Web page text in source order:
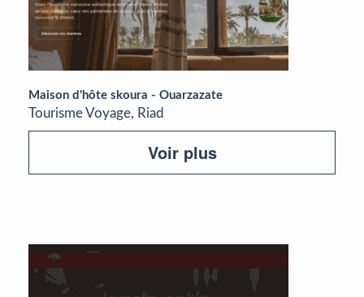
Maison d'hôte skoura - Ouarzazate
Tourisme Voyage, Riad
Voir plus